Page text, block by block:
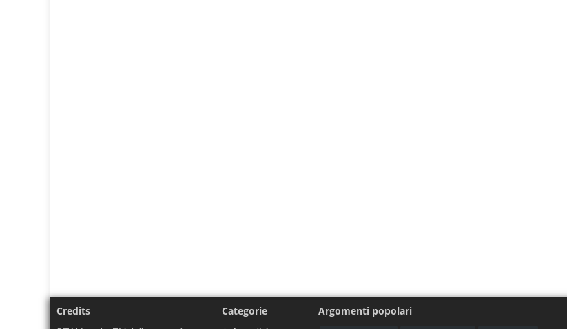
Credits Categorie Argomenti popolari